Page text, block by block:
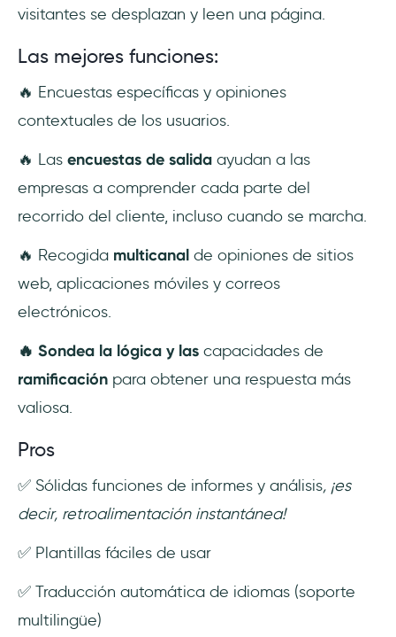
visitantes se desplazan y leen una página.
Las mejores funciones:
🔥 Encuestas específicas y opiniones
contextuales de los usuarios.
🔥 Las encuestas de salida ayudan a las
empresas a comprender cada parte del
recorrido del cliente, incluso cuando se marcha.
🔥 Recogida multicanal de opiniones de sitios
web, aplicaciones móviles y correos
electrónicos.
🔥 Sondea la lógica y las capacidades de
ramificación para obtener una respuesta más
valiosa.
Pros
✅ Sólidas funciones de informes y análisis, ¡es
decir, retroalimentación instantánea!
✅ Plantillas fáciles de usar
✅ Traducción automática de idiomas (soporte
multilingüe)